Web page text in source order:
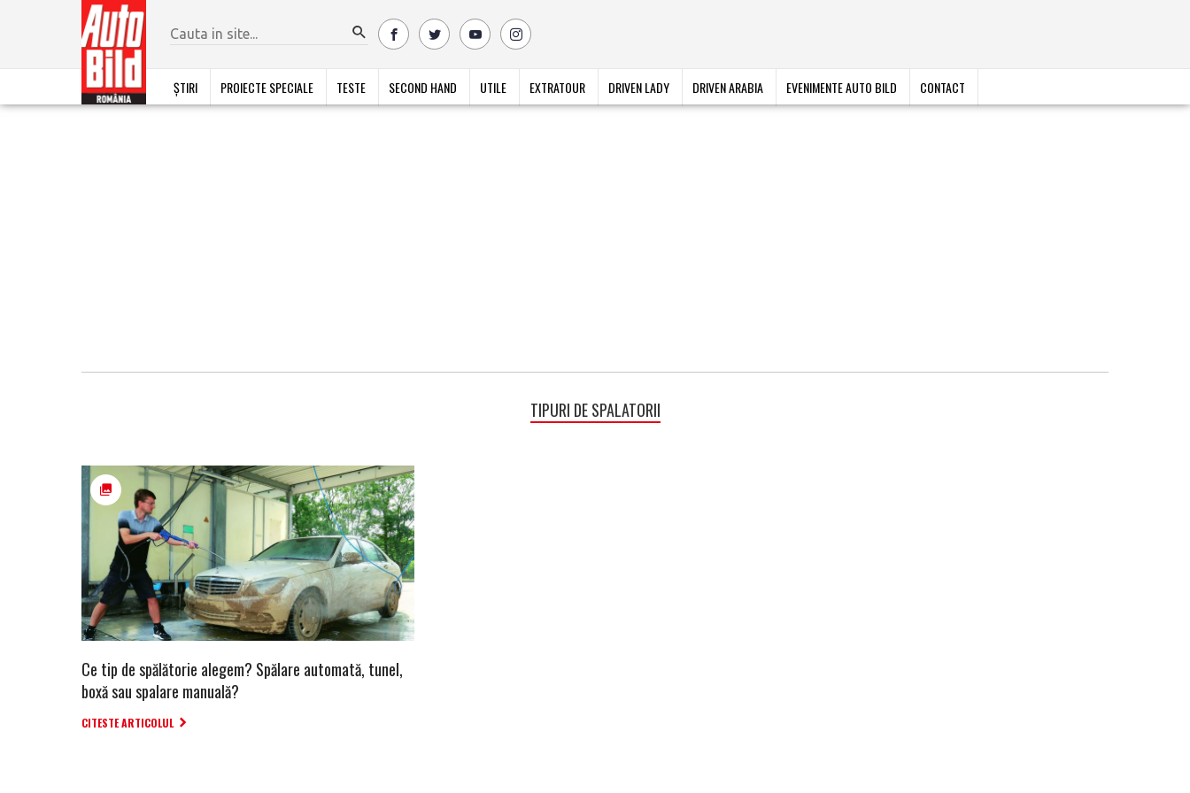
ȘTIRI PROIECTE SPECIALE TESTE SECOND HAND UTILE EXTRATOUR DRIVEN LADY DRIVEN ARABIA EVENIMENTE AUTO BILD CONTACT
TIPURI DE SPALATORII
Ce tip de spălătorie alegem? Spălare automată, tunel,
boxă sau spalare manuală?
CITESTE ARTICOLUL